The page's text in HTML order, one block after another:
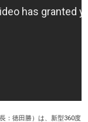
：徳田勝）は、新型360度